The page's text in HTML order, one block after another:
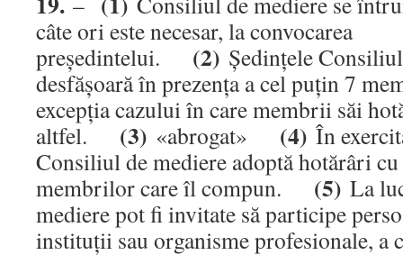
câte ori este necesar, la convocarea
preşedintelui. (2) Şedinţele
desfăşoară în prezenţa a cel puţin 7
excepţia cazului în care membrii săi
altfel. (3) «abrogat» (4) În
Consiliul de mediere adoptă hotărâri
membrilor care îl compun. (5) La
mediere pot fi invitate să participe
instituţii sau organisme profesionale, a